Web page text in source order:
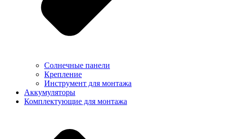
Солнечные панели
Крепление
Инструмент для монтажа
Аккумуляторы
Комплектующие для монтажа